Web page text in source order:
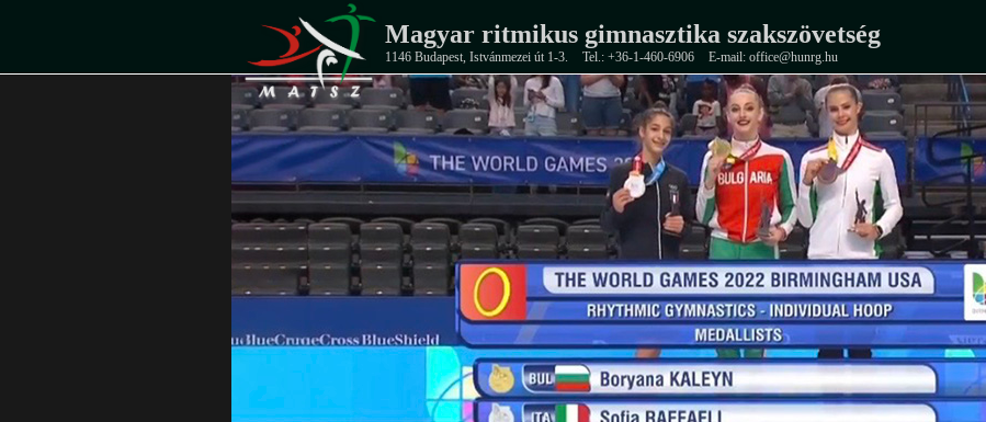
Magyar ritmikus gimnasztika szakszövetség
1146 Budapest, Istvánmezei út 1-3. Tel.: +36-1-460-6906 E-mail: office@hunrg.hu